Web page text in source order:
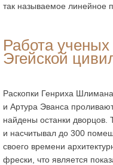
так называемое линейное
Работа
Эгейской
Раскопки Генриха
и Артура Эванса
найдены останки дворцов.
и насчитывал до 300
своего времени
фрески, что является